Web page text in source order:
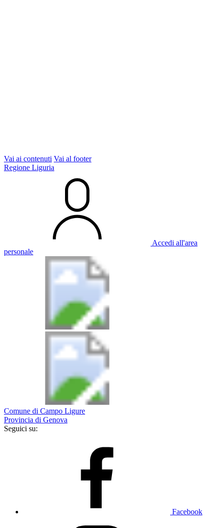
Vai ai contenuti Vai al footer
Regione Liguria
Accedi all'area
personale
Comune di Campo Ligure
Provincia di Genova
Seguici su:
Facebook